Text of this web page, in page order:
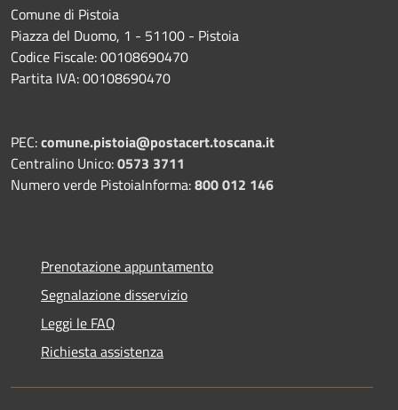
Comune di Pistoia
Piazza del Duomo, 1 - 51100 - Pistoia
Codice Fiscale: 00108690470
Partita IVA: 00108690470
PEC:comune.pistoia@postacert.toscana.it
Centralino Unico:0573 3711
Numero verde PistoiaInforma:800 012 146
Prenotazione appuntamento
Segnalazione disservizio
Leggi le FAQ
Richiesta assistenza